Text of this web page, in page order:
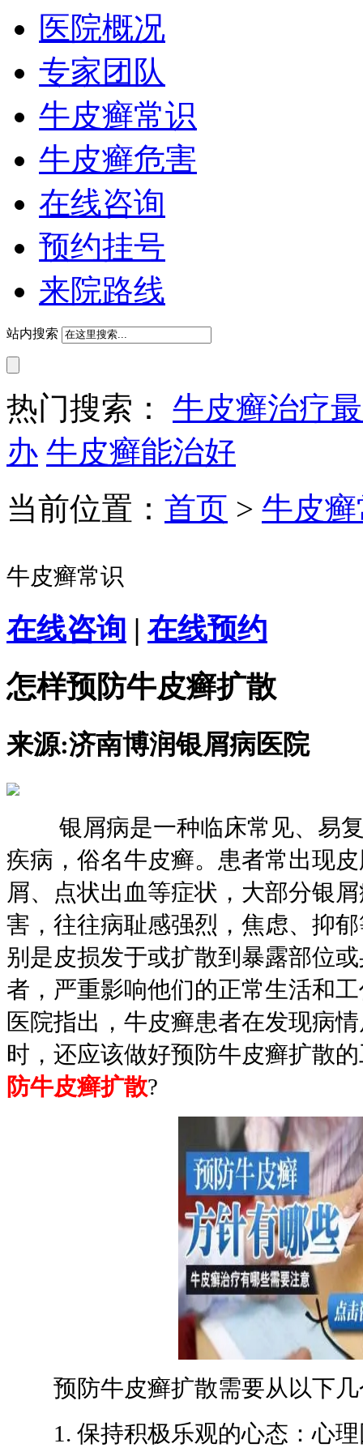
医院概况
专家团队
牛皮癣常识
牛皮癣危害
在线咨询
预约挂号
来院路线
站内搜索
热门搜索：
牛皮癣治疗
办 牛皮癣能治好
当前位置： 首页 > 牛皮
牛皮癣常识
在线咨询 | 在线预约
怎样预防牛皮癣扩散
来源:济南博润银屑病医院
银屑病是一种临床常见、易复
疾病，俗名牛皮癣。患者常出现
屑、点状出血等症状，大部分银
害，往往病耻感强烈，焦虑、抑
别是皮损发于或扩散到暴露部位
者，严重影响他们的正常生活和
医院指出，牛皮癣患者在发现病
时，还应该做好预防牛皮癣扩散
防牛皮癣扩散?
预防牛皮癣扩散需要从以下几
1. 保持积极乐观的心态：心理